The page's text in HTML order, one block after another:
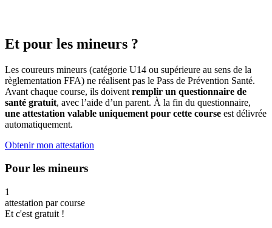
Et pour les mineurs ?
Les coureurs mineurs (catégorie U14 ou supérieure au sens de la
règlementation FFA) ne réalisent pas le Pass de Prévention Santé.
Avant chaque course, ils doivent remplir un questionnaire de
santé gratuit, avec l’aide d’un parent. À la fin du questionnaire,
une attestation valable uniquement pour cette course est délivrée
automatiquement.
Obtenir mon attestation
Pour les mineurs
1
attestation par course
Et c'est gratuit !